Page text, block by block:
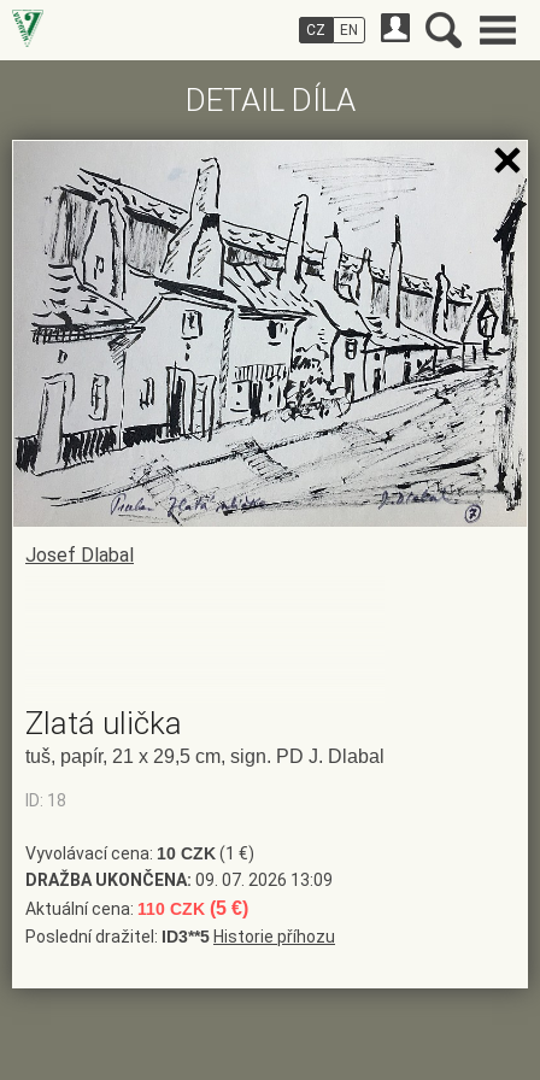
DETAIL DÍLA
Josef Dlabal
Zlatá ulička
tuš, papír, 21 x 29,5 cm, sign. PD J. Dlabal
ID: 18
Vyvolávací cena: 10 CZK(1 €)
DRAŽBA UKONČENA: 09. 07. 2026 13:09
Aktuální cena: 110 CZK (5 €)
Poslední dražitel: ID3**5 Historie příhozu
CZ EN